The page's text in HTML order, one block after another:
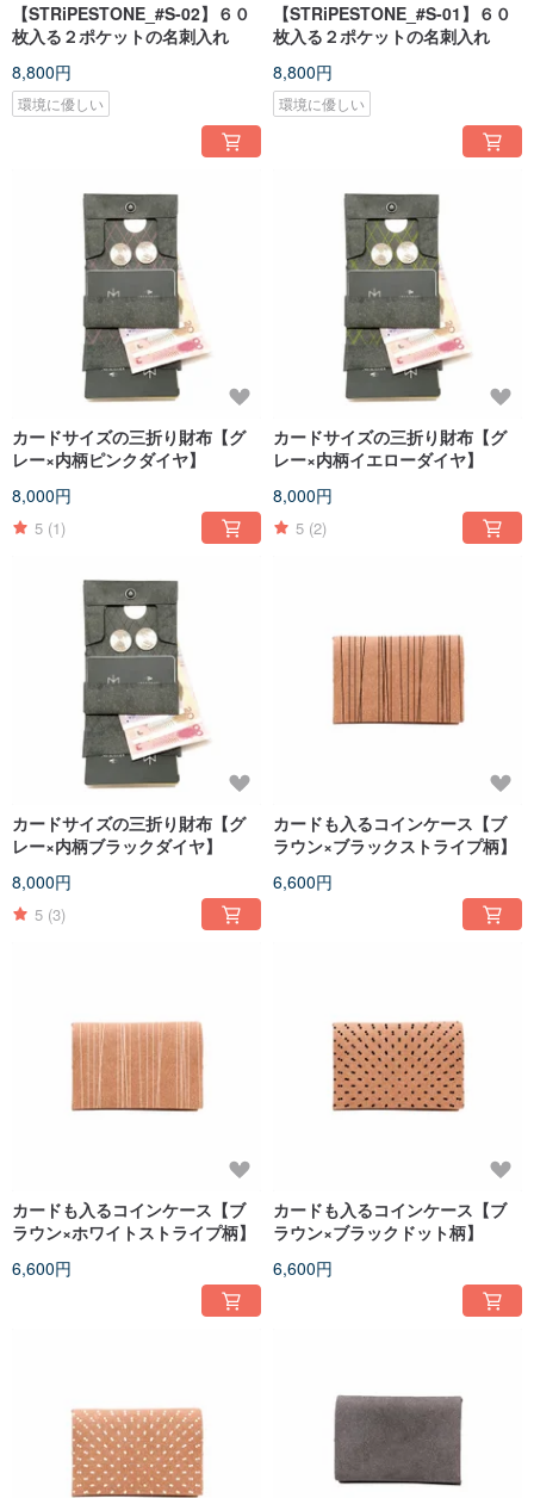
【STRiPESTONE_#S-02】６０
枚入る２ポケットの名刺入れ
8,800円
環境に優しい
【STRiPESTONE_#S-01】６０
枚入る２ポケットの名刺入れ
8,800円
環境に優しい
カードサイズの三折り財布【グ
レー×内柄ピンクダイヤ】
8,000円
5 (1)
カードサイズの三折り財布【グ
レー×内柄イエローダイヤ】
8,000円
5 (2)
カードサイズの三折り財布【グ
レー×内柄ブラックダイヤ】
8,000円
5 (3)
カードも入るコインケース【ブ
ラウン×ブラックストライプ柄】
6,600円
カードも入るコインケース【ブ
ラウン×ホワイトストライプ柄】
6,600円
カードも入るコインケース【ブ
ラウン×ブラックドット柄】
6,600円